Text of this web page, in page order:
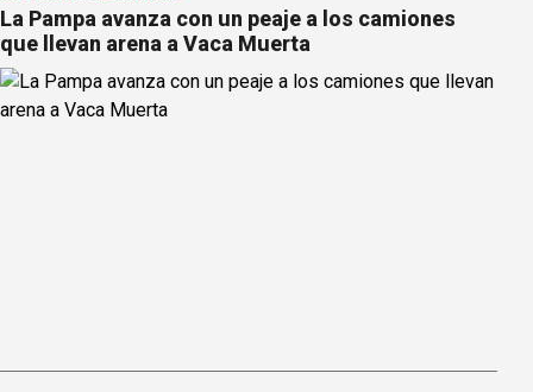
La Pampa avanza con un peaje a los camiones
que llevan arena a Vaca Muerta